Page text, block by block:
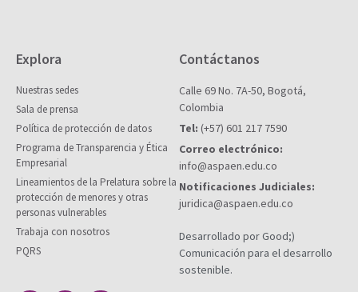
Explora
Nuestras sedes
Sala de prensa
Política de protección de datos
Programa de Transparencia y Ética
Empresarial
Lineamientos de la Prelatura sobre la
protección de menores y otras
personas vulnerables
Trabaja con nosotros
PQRS
Contáctanos
Calle 69 No. 7A-50, Bogotá,
Colombia
Tel: (+57) 601 217 7590
Correo electrónico:
info@aspaen.edu.co
Notificaciones Judiciales:
juridica@aspaen.edu.co
Desarrollado por Good;)
Comunicación para el desarrollo
sostenible.